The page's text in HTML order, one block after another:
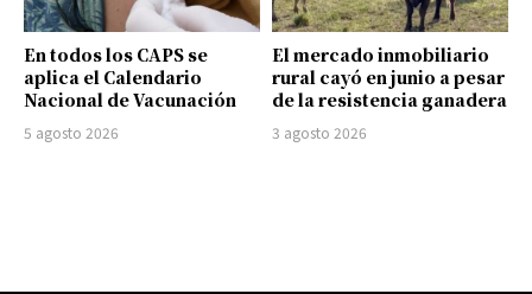
En todos los CAPS se
aplica el Calendario
Nacional de Vacunación
5 agosto 2026
El mercado inmobiliario
rural cayó en junio a pesar
de la resistencia ganadera
3 agosto 2026